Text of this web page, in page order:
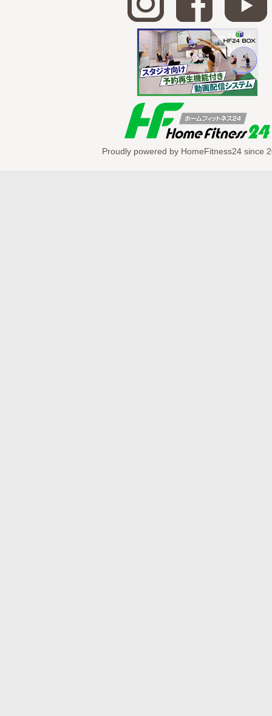
＊美ツイストストレッチシリーズ＊
首を伸ばす＋ひねるでほぐす、美ツイスト
首のコリ・目の疲れ緩和
歯のかみしめや力をゆるめるProudly powered by HomeFitness24 since